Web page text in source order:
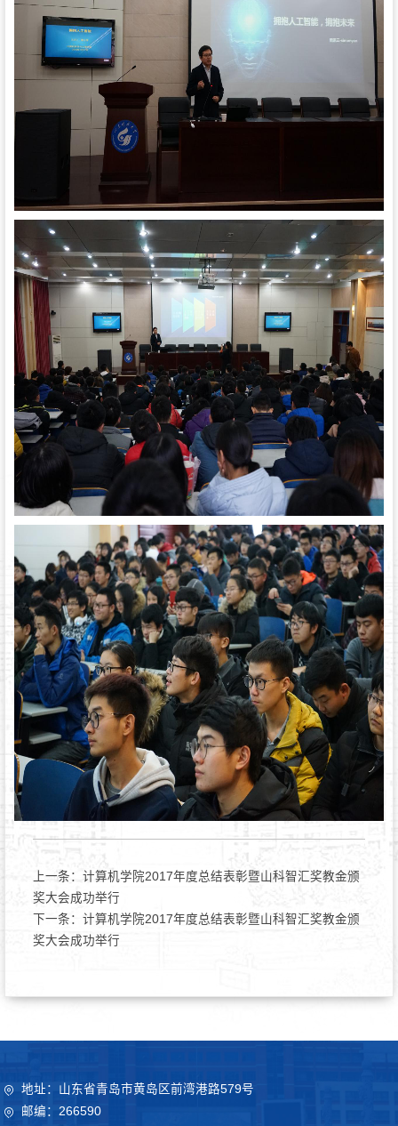
上一条： 计算机学院2017年度总结表彰暨山科智汇奖教金颁
奖大会成功举行
下一条： 计算机学院2017年度总结表彰暨山科智汇奖教金颁
奖大会成功举行
地址：山东省青岛市黄岛区前湾港路579号
邮编：266590